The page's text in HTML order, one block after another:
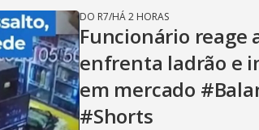
oDO R7/HÁ 2 HORAS
Funcionário reage
enfrenta ladrão e
em mercado
#Shorts